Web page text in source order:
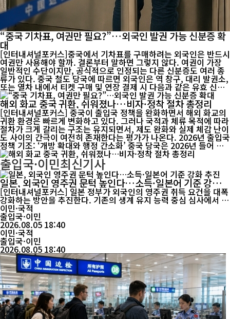
“중국 기차표, 여권만 필요?”…외국인 발권 가능 신분증 확
대
[인터내셔널포커스]중국에서 기차표를 구매하려는 외국인은 반드시
여권만 사용해야 할까. 결론부터 말하면 그렇지 않다. 여권이 가장
일반적인 수단이지만, 공식적으로 인정되는 다른 신분증도 여러 종
류가 있다. 중국 철도 당국에 따르면 외국인은 역 창구, 대리 발권소,
또는 열차 내에서 티켓 구매 및 연장 결제 시 다음과 같은 유효 신분
증을 사용할 수 있다. 우선 기본적으로 여권이 사용된다. 이와 함께
외국인 영구거류증(외국인 영주권), 외국인 출입국 통행증, 선원증
도 인정된다. 또한 공안기관 출입경관리부서가 발급한 비자 연장·갱
신 신청 접수증이나 체류 허가 신청 접수증, 여권 분실 신고 증명서
도 사용 가능하다. 여기에 중국 내 외국 공관이 발급한 임시 국제여
행증명서(유효한 비자 또는 체류 허가 증명 첨부 시) 역시 인정 대상
에 포함된다. 온라인 예약의 경우에는 선택지가 다소 제한된다. 외국
인은 여권...
해외 화교 중국 귀환, 쉬워졌나…비자·정착 절차 총정리
[인터내셔널포커스] 중국이 출입국 정책을 완화하면서 해외 화교의
귀환 환경은 빠르게 변화하고 있다. 그러나 국적과 체류 목적에 따라
절차가 크게 갈리는 구조는 유지되면서, 제도 완화와 실제 체감 난이
도 사이의 간극이 여전히 존재한다는 평가가 나온다. 2026년 출입국
정책 기조: ‘개방 확대와 행정 간소화’ 중국 당국은 2026년 들어 출
입국 정책을 지속적으로 완화하는 방향으로 조정하고 있다. 무비자
적용 국가를 확대하고 체류·정착 관련 행정 절차를 간소화하는 등
해외 화교의 귀환과 방문을 유도하는 조치가 이어지고 있다. 다만 이
러한 변화 속에서도 모든 절차는 합법적 요건 충족을 전제로 한다.
정책 문턱은 낮아졌지만, 규정 자체가 사라진 것은 아니라는 점에서
여전히 ‘조건부 완화’에 가깝다는 평가다. 중국 국적 화교: 여권과 국
적 유지가 핵심 변수 중국 국적을 유지한 화교에게 ...
출입국·이민최신기사
일본, 외국인 영주권 문턱 높인다…소득·일본어 기준 강화
추진
[인터내셔널포커스] 일본 정부가 외국인의 영주권 취득 요건을 대폭
강화하는 방안을 추진한다. 기존의 생계 유지 능력 중심 심사에서 벗
어나 일정 수준 이상의 경제력과 일본어 능력을 요구하는 방향으로
제도를 손질하면서, 장기 체류 외국인에 대한 심사 기준도 한층 강화
될 것으로 보인다. 저출산·고령화에 따른 노동력 부족으로 외국인
유입은 확대하면서도 영주권 심사는 더욱 엄격하게 관리하려는 정책
기조가 뚜렷해...
이민·국적
출입국·이민
2026.08.05 18:40
이민·국적
출입국·이민
2026.08.05 18:40